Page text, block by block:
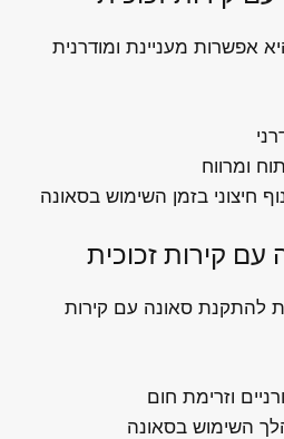
אפשרות מעניינת ומודרנית
ומרווח
חיצוני בזמן השימוש בסאונה
עם קירות זכוכית
להתקנת סאונה עם קירות
וזרימת חום
השימוש בסאונה